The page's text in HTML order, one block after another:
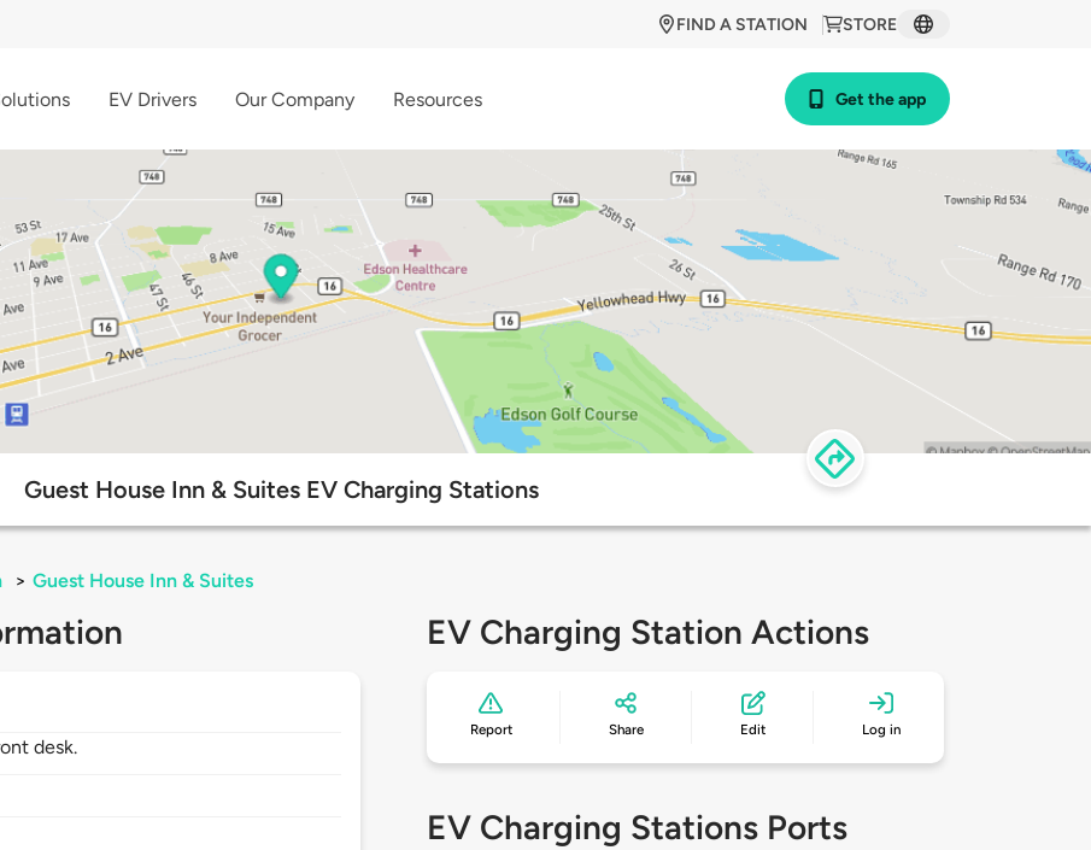
STORE
FIND A STATION
EV Drivers Our Company Resources Get the app
Guest House Inn & Suites EV Charging Stations
> Guest House Inn & Suites
desk.
EV Charging Station Actions
Report Share Edit Log in
EV Charging Stations Ports